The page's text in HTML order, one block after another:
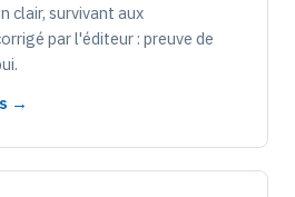
clair, survivant aux
par l'éditeur : preuve de
→